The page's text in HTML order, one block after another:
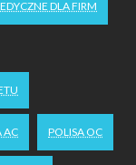
DLA FIRM
AC POLISA OC